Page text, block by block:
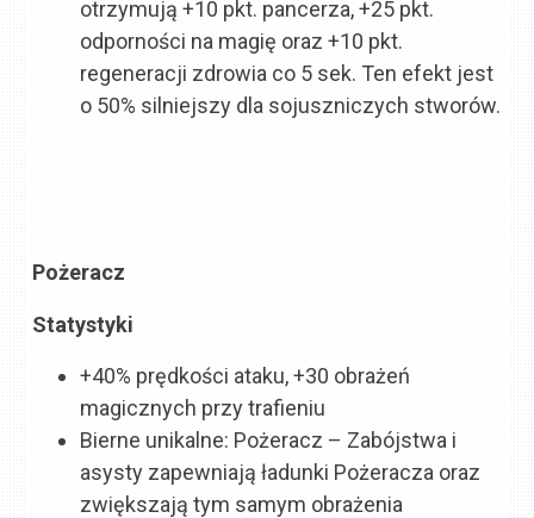
otrzymują +10 pkt. pancerza, +25 pkt.
odporności na magię oraz +10 pkt.
regeneracji zdrowia co 5 sek. Ten efekt jest
o 50% silniejszy dla sojuszniczych stworów.
Pożeracz
Statystyki
+40% prędkości ataku, +30 obrażeń
magicznych przy trafieniu
Bierne unikalne: Pożeracz – Zabójstwa i
asysty zapewniają ładunki Pożeracza oraz
zwiększają tym samym obrażenia